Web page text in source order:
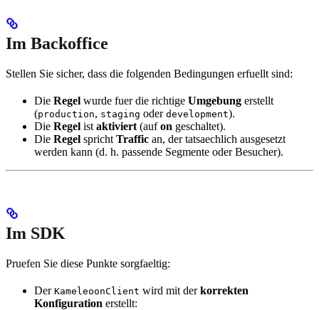
Im Backoffice
Stellen Sie sicher, dass die folgenden Bedingungen erfuellt sind:
Die Regel wurde fuer die richtige Umgebung erstellt
(production, staging oder development).
Die Regel ist aktiviert (aufon geschaltet).
Die Regel spricht Traffic an, der tatsaechlich ausgesetzt
werden kann (d. h. passende Segmente oder Besucher).
Im SDK
Pruefen Sie diese Punkte sorgfaeltig:
Der KameleoonClient wird mit derkorrekten
Konfiguration erstellt: